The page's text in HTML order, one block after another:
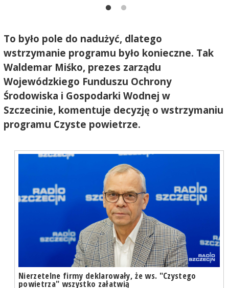
To było pole do nadużyć, dlatego
wstrzymanie programu było konieczne. Tak
Waldemar Miśko, prezes zarządu
Wojewódzkiego Funduszu Ochrony
Środowiska i Gospodarki Wodnej w
Szczecinie, komentuje decyzję o wstrzymaniu
programu Czyste powietrze.
Nierzetelne firmy deklarowały, że ws. "Czystego
powietrza" wszystko załatwią